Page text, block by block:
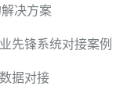
决方案
先锋系统对接案例
据对接